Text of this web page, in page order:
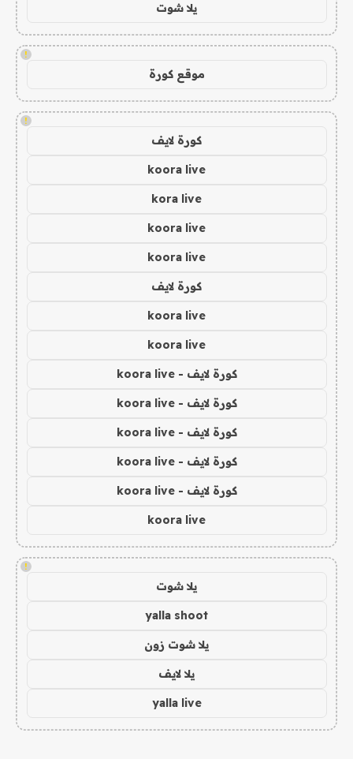
يلا شوت
!
موقع كورة
!
كورة لايف
koora live
kora live
koora live
koora live
كورة لايف
koora live
koora live
كورة لايف - koora live
كورة لايف - koora live
كورة لايف - koora live
كورة لايف - koora live
كورة لايف - koora live
koora live
!
يلا شوت
yalla shoot
يلا شوت زون
يلا لايف
yalla live